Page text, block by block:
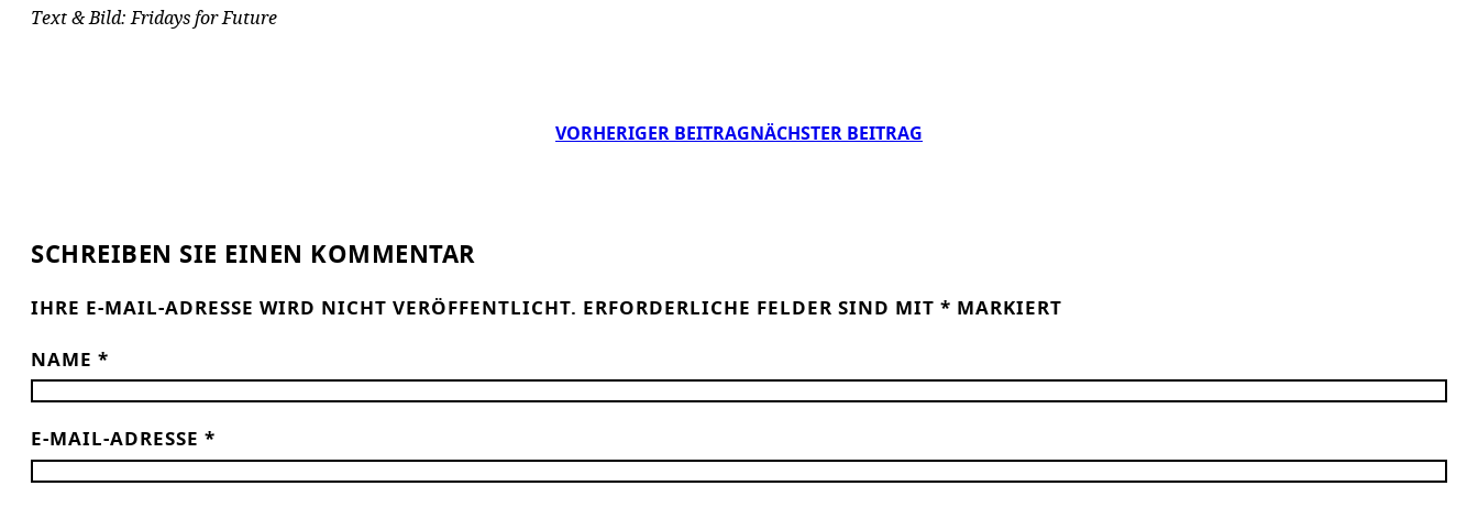
Text & Bild: Fridays for Future
VORHERIGER BEITRAG NÄCHSTER BEITRAG
SCHREIBEN SIE EINEN KOMMENTAR
IHRE E-MAIL-ADRESSE WIRD NICHT VERÖFFENTLICHT. ERFORDERLICHE FELDER SIND MIT * MARKIERT
NAME *
E-MAIL-ADRESSE *